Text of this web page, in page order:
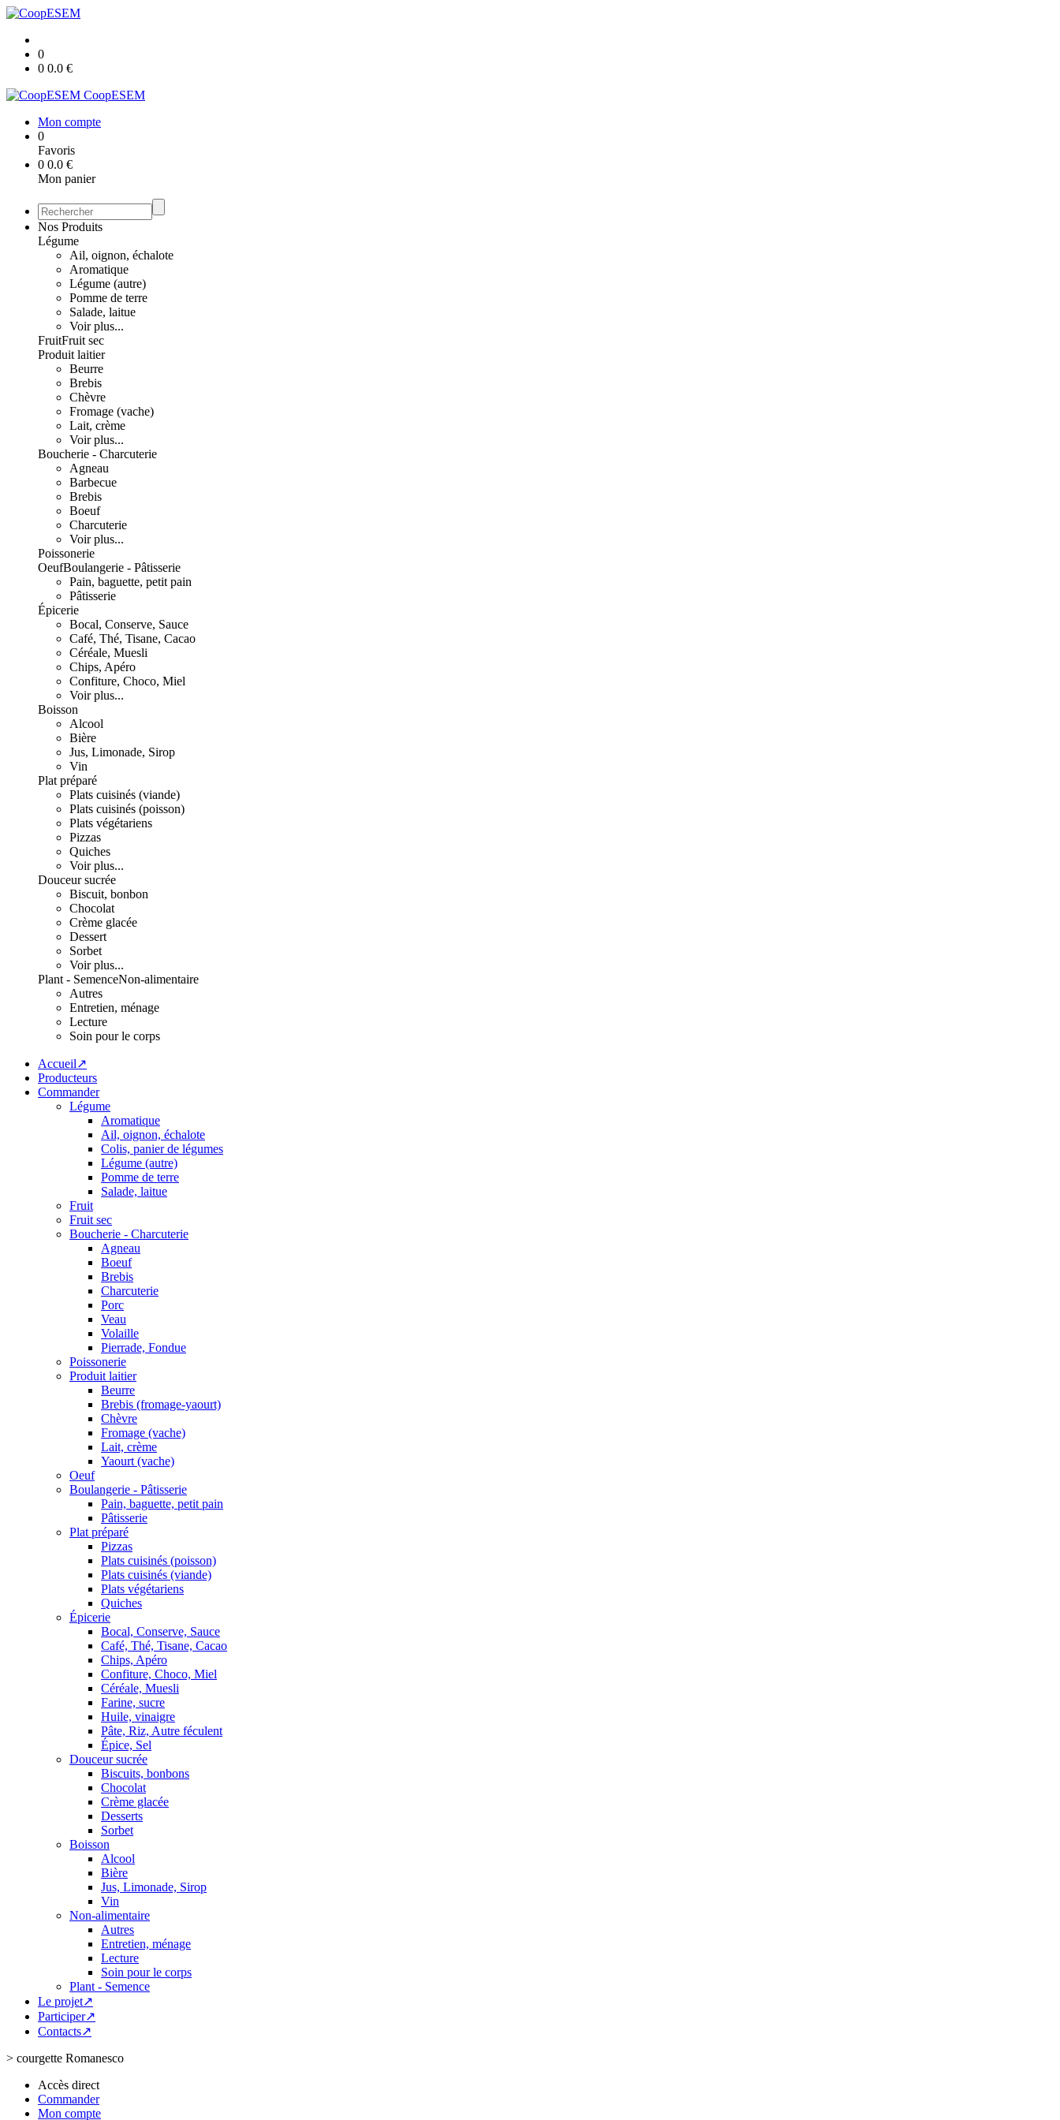
0
0 0.0 €
CoopESEM
Mon compte
0
Favoris
0 0.0 €
Mon panier
Nos Produits
Légume
Ail, oignon, échalote
Aromatique
Légume (autre)
Pomme de terre
Salade, laitue
Voir plus...
FruitFruit sec
Produit laitier
Beurre
Brebis
Chèvre
Fromage (vache)
Lait, crème
Voir plus...
Boucherie - Charcuterie
Agneau
Barbecue
Brebis
Boeuf
Charcuterie
Voir plus...
Poissonerie
OeufBoulangerie - Pâtisserie
Pain, baguette, petit pain
Pâtisserie
Épicerie
Bocal, Conserve, Sauce
Café, Thé, Tisane, Cacao
Céréale, Muesli
Chips, Apéro
Confiture, Choco, Miel
Voir plus...
Boisson
Alcool
Bière
Jus, Limonade, Sirop
Vin
Plat préparé
Plats cuisinés (viande)
Plats cuisinés (poisson)
Plats végétariens
Pizzas
Quiches
Voir plus...
Douceur sucrée
Biscuit, bonbon
Chocolat
Crème glacée
Dessert
Sorbet
Voir plus...
Plant - SemenceNon-alimentaire
Autres
Entretien, ménage
Lecture
Soin pour le corps
Accueil↗
Producteurs
Commander
Légume
Aromatique
Ail, oignon, échalote
Colis, panier de légumes
Légume (autre)
Pomme de terre
Salade, laitue
Fruit
Fruit sec
Boucherie - Charcuterie
Agneau
Boeuf
Brebis
Charcuterie
Porc
Veau
Volaille
Pierrade, Fondue
Poissonerie
Produit laitier
Beurre
Brebis (fromage-yaourt)
Chèvre
Fromage (vache)
Lait, crème
Yaourt (vache)
Oeuf
Boulangerie - Pâtisserie
Pain, baguette, petit pain
Pâtisserie
Plat préparé
Pizzas
Plats cuisinés (poisson)
Plats cuisinés (viande)
Plats végétariens
Quiches
Épicerie
Bocal, Conserve, Sauce
Café, Thé, Tisane, Cacao
Chips, Apéro
Confiture, Choco, Miel
Céréale, Muesli
Farine, sucre
Huile, vinaigre
Pâte, Riz, Autre féculent
Épice, Sel
Douceur sucrée
Biscuits, bonbons
Chocolat
Crème glacée
Desserts
Sorbet
Boisson
Alcool
Bière
Jus, Limonade, Sirop
Vin
Non-alimentaire
Autres
Entretien, ménage
Lecture
Soin pour le corps
Plant - Semence
Le projet↗
Participer↗
Contacts↗
> courgette Romanesco
Accès direct
Commander
Mon compte